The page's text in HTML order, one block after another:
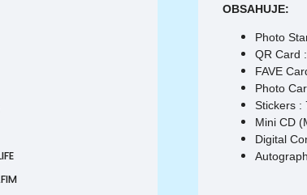
OBSAHUJE:
Photo
QR Card
FAVE
Photo
Stickers :
Mini CD
Digital